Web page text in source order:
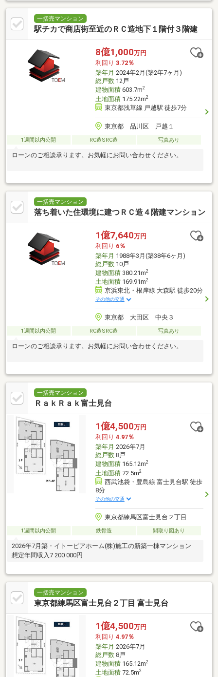
一括売マンション
駅チカで商店街至近のＲＣ造地下１階付３階建
8億1,000万円
利回り 3.72％
築年月 2024年2月(築2年7ヶ月)
総戸数12戸
建物面積603.7m2
土地面積175.22m2
東京都浅草線 戸越駅 徒歩7分
東京都 品川区 戸越１
1週間以内公開 RC造SRC造 写真あり
ローンのご相談承ります。お気軽にお問い合わせください。
一括売マンション
落ち着いた住環境に建つＲＣ造４階建マンション
1億7,640万円
利回り 6％
築年月 1988年3月(築38年6ヶ月)
総戸数10戸
建物面積380.21m2
土地面積169.91m2
京浜東北・根岸線 大森駅 徒歩20分
その他の交通
東京都 大田区 中央３
1週間以内公開 RC造SRC造 写真あり
ローンのご相談承ります。お気軽にお問い合わせください。
一括売マンション
ＲａｋＲａｋ富士見台
1億4,500万円
利回り 4.97％
築年月 2026年7月
総戸数8戸
建物面積165.12m2
土地面積72.5m2
西武池袋・豊島線 富士見台駅 徒歩
8分
その他の交通
東京都練馬区富士見台２丁目
1週間以内公開 鉄骨造 間取り図あり
2026年7月築・イトーピアホーム(株)施工の新築一棟マンション
想定年間収入7 200 000円
一括売マンション
東京都練馬区富士見台２丁目 富士見台
1億4,500万円
利回り 4.97％
築年月 2026年7月
総戸数8戸
建物面積165.12m2
土地面積72.5m2